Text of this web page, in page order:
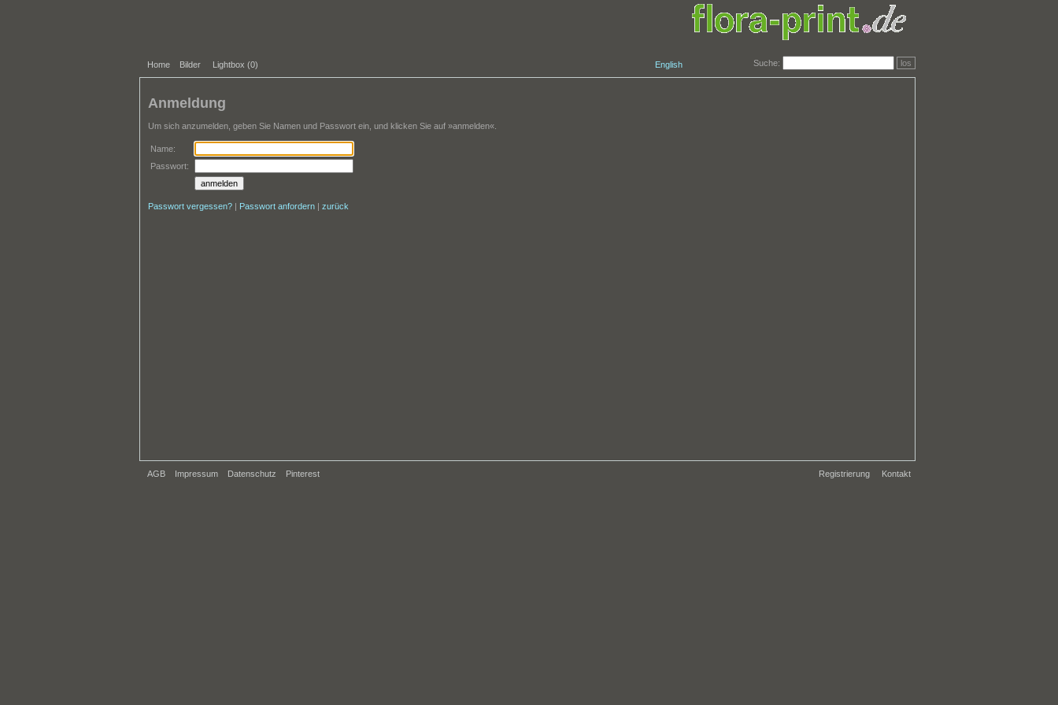
Home Bilder Lightbox (0) Suche: los
English
AGB Impressum Datenschutz Pinterest Registrierung Kontakt
Anmeldung
Um sich anzumelden, geben Sie Namen und Passwort ein, und klicken Sie auf »anmelden«.
Name:
Passwort:
Passwort vergessen? | Passwort anfordern | zurück